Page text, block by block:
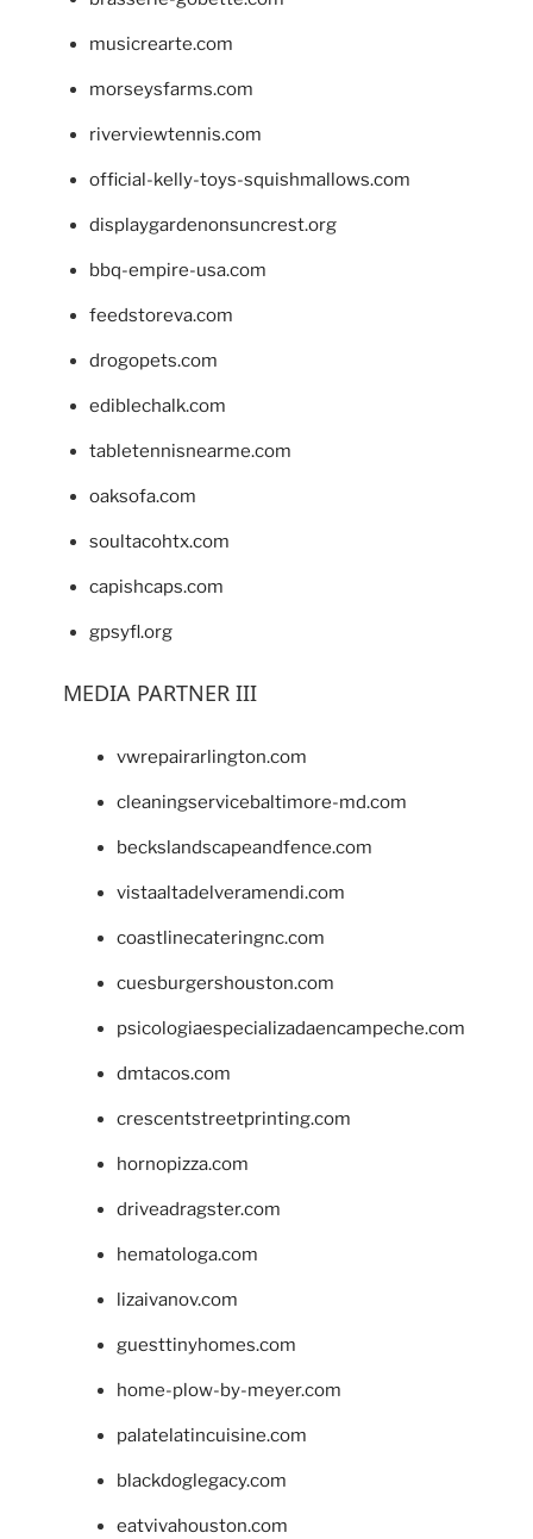
musicrearte.com
morseysfarms.com
riverviewtennis.com
official-kelly-toys-squishmallows.com
displaygardenonsuncrest.org
bbq-empire-usa.com
feedstoreva.com
drogopets.com
ediblechalk.com
tabletennisnearme.com
oaksofa.com
soultacohtx.com
capishcaps.com
gpsyfl.org
MEDIA PARTNER III
vwrepairarlington.com
cleaningservicebaltimore-md.com
beckslandscapeandfence.com
vistaaltadelveramendi.com
coastlinecateringnc.com
cuesburgershouston.com
psicologiaespecializadaencampeche.com
dmtacos.com
crescentstreetprinting.com
hornopizza.com
driveadragster.com
hematologa.com
lizaivanov.com
guesttinyhomes.com
home-plow-by-meyer.com
palatelatincuisine.com
blackdoglegacy.com
eatvivahouston.com